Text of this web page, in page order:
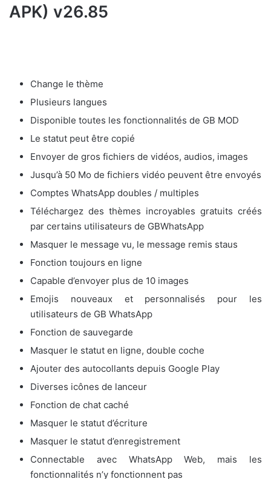
APK) v26.85
Change le thème
Plusieurs langues
Disponible toutes les fonctionnalités de GB MOD
Le statut peut être copié
Envoyer de gros fichiers de vidéos, audios, images
Jusqu’à 50 Mo de fichiers vidéo peuvent être envoyés
Comptes WhatsApp doubles / multiples
Téléchargez des thèmes incroyables gratuits créés
par certains utilisateurs de GBWhatsApp
Masquer le message vu, le message remis staus
Fonction toujours en ligne
Capable d’envoyer plus de 10 images
Emojis nouveaux et personnalisés pour les
utilisateurs de GB WhatsApp
Fonction de sauvegarde
Masquer le statut en ligne, double coche
Ajouter des autocollants depuis Google Play
Diverses icônes de lanceur
Fonction de chat caché
Masquer le statut d’écriture
Masquer le statut d’enregistrement
Connectable avec WhatsApp Web, mais les
fonctionnalités n’y fonctionnent pas